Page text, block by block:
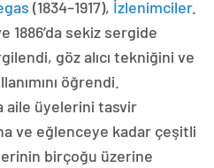
(1834–1917), İzlenimciler.
1886’da sekiz sergide
göz alıcı tekniğini ve
öğrendi.
aile üyelerini tasvir
ve eğlenceye kadar çeşitli
birçoğu üzerine